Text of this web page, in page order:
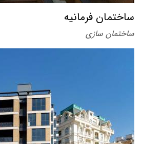
ساختمان فرمانیه
ساختمان سازی